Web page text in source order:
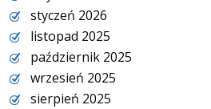
styczeń 2026
listopad 2025
październik 2025
wrzesień 2025
sierpień 2025